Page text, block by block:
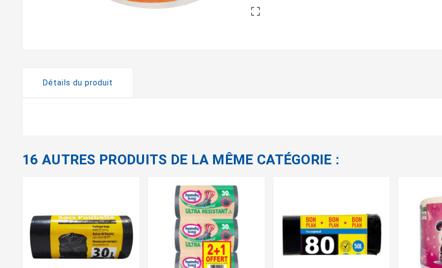

Détails du produit
16 AUTRES PRODUITS DE LA MÊME CATÉGORIE :